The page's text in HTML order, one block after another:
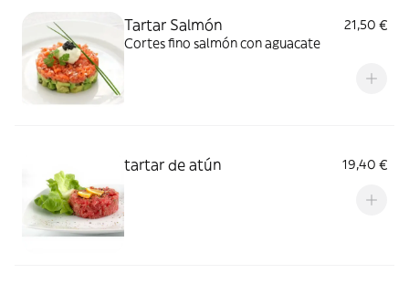
Tartar Salmón
21,50 €
Cortes fino salmón con aguacate
tartar de atún 19,40 €